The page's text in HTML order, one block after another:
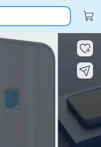
Key Highlights